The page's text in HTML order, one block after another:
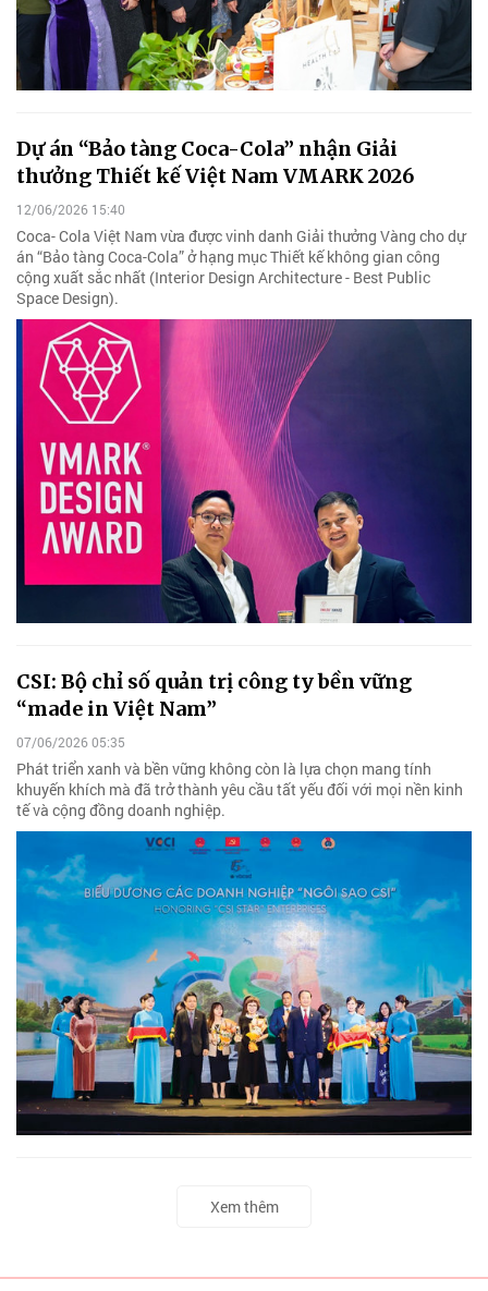
Dự án “Bảo tàng Coca-Cola” nhận Giải
thưởng Thiết kế Việt Nam VMARK 2026
12/06/2026 15:40
Coca- Cola Việt Nam vừa được vinh danh Giải thưởng Vàng cho dự
án “Bảo tàng Coca-Cola” ở hạng mục Thiết kế không gian công
cộng xuất sắc nhất (Interior Design Architecture - Best Public
Space Design).
CSI: Bộ chỉ số quản trị công ty bền vững
“made in Việt Nam”
07/06/2026 05:35
Phát triển xanh và bền vững không còn là lựa chọn mang tính
khuyến khích mà đã trở thành yêu cầu tất yếu đối với mọi nền kinh
tế và cộng đồng doanh nghiệp.
Xem thêm